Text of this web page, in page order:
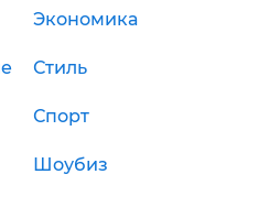
Экономика
Стиль
Спорт
Шоубиз